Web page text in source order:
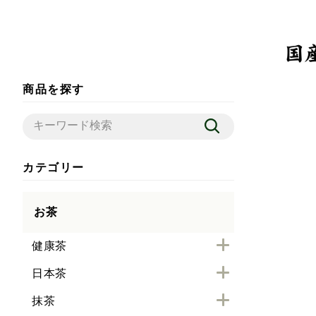
商品を探す
カテゴリー
お茶
健康茶
日本茶
抹茶